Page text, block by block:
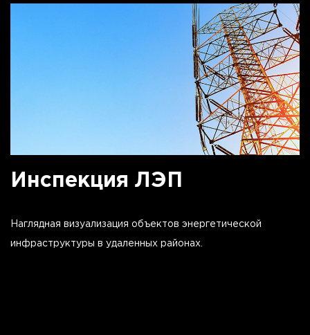
Инспекция ЛЭП
Наглядная визуализация объектов энергетической
инфраструктуры в удаленных районах.